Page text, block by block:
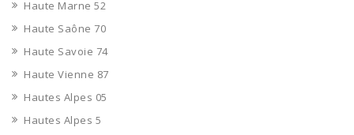
Haute Marne 52
Haute Saône 70
Haute Savoie 74
Haute Vienne 87
Hautes Alpes 05
Hautes Alpes 5